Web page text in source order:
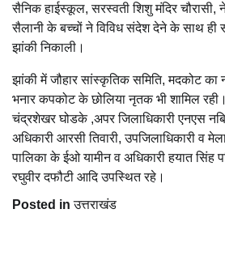
सैनिक हाईस्कूल, सरस्वती शिशु मंदिर
सैलानी के बच्चों ने विविध संदेश देने के साथ ही
झांकी निकाली।
झांकी में जौहार सांस्कृतिक समिति, मदकोट का
भनार कपकोट के छोलिया नृतक भी शामिल
चंद्रशेखर घोडके ,अपर जिलाधिकारी एनएस
अधिकारी आरसी तिवारी, उपजिलाधिकारी व
पालिका के ईओ यामीन व अधिकारी हयात सिंह
रघुवीर दफौटी आदि उपस्थित रहे।
Posted inउत्तराखंड